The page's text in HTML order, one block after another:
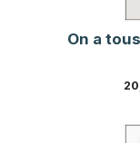
On a